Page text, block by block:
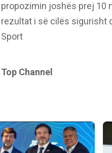
propozimin joshës prej 10
rezultat i së cilës sigurisht
Sport
Top Channel